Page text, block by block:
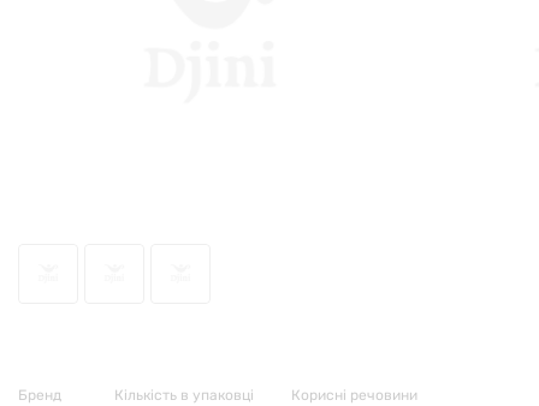
Бренд Кількість в упаковці Корисні речовини